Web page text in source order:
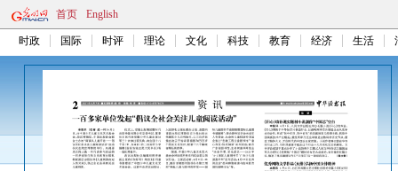
首页 English
时政 国际 时评 理论 文化 科技 教育 经济 生活